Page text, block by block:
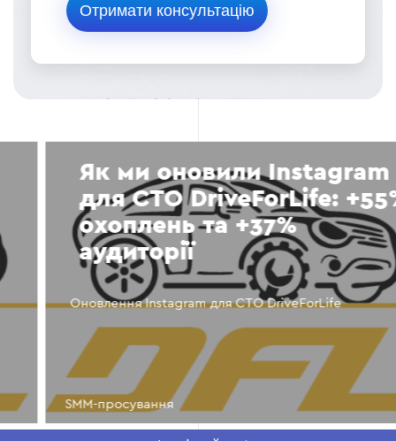
Як ми оновили Instagram
для СТО DriveForLife: +55%
охоплень та +37%
аудиторії
Оновлення Instagram для СТО DriveForLife
SMM-просування